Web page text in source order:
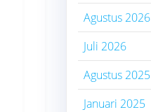
Agustus 2026
Juli 2026
Agustus 2025
Januari 2025